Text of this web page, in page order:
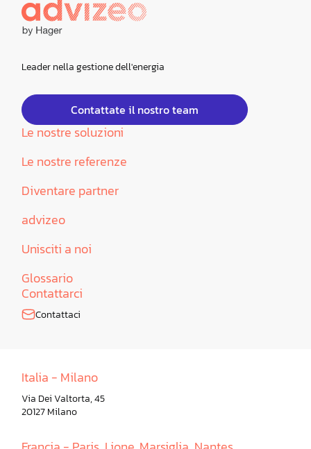
Leader nella gestione dell'energia
Contattate il nostro team
Le nostre soluzioni
Le nostre referenze
Diventare partner
advizeo
Unisciti a noi
Glossario
Contattarci
Contattaci
Italia - Milano
Via Dei Valtorta, 45
20127 Milano